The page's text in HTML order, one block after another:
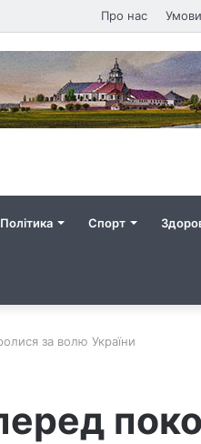
Про нас Умови
Політика Спорт
за волю України